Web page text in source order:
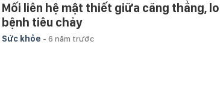
Mối liên hệ mật thiết giữa căng thẳng,
bệnh tiêu chảy
Sức khỏe - 6 năm trước